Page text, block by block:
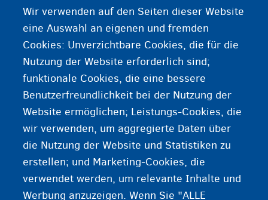
darüber mit Ihrem Sozialarbeiter.
Sie können einen Termin mit dem Lehrer in der
Schule vereinbaren. Was ist, wenn Sie kein
Niederländisch oder Französisch sprechen? Fragen
Sie einen Freund oder ein Familienmitglied, der
Ihnen beim Übersetzen helfen kann.
Brauchen Sie weitere Informationen?
Zentren für Schülerbetreuung
Wir verwenden auf den Seiten dieser Website
eine Auswahl an eigenen und fremden
Cookies: Unverzichtbare Cookies, die für die
Nutzung der Website erforderlich sind;
funktionale Cookies, die eine bessere
Benutzerfreundlichkeit bei der Nutzung der
Website ermöglichen; Leistungs-Cookies, die
wir verwenden, um aggregierte Daten über
die Nutzung der Website und Statistiken zu
erstellen; und Marketing-Cookies, die
verwendet werden, um relevante Inhalte und
Werbung anzuzeigen. Wenn Sie "ALLE